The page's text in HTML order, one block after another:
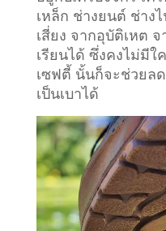
เหล็ก ช่างยนต์ ช่าง
เสี่ยง จากอุบัติเหต
เรียนได้ ซึ่งคงไม่มีใ
เซฟตี้ นั้นก็จะช่วยล
เป็นเบาได้